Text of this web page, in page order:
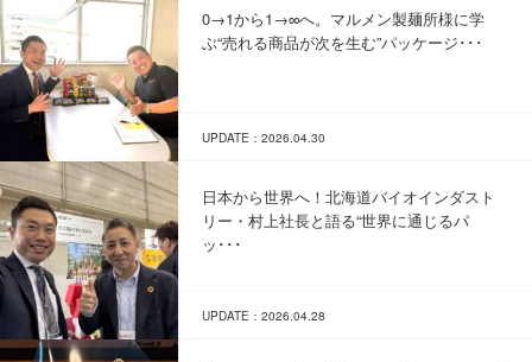
0→1から1→∞へ。マルメン製麺所様に学
ぶ“売れる商品が次を生む”パッケージ･･･
UPDATE：2026.04.30
日本から世界へ！北海道バイオインダスト
リー・村上社長と語る“世界に通じるパ
ッ･･･
UPDATE：2026.04.28